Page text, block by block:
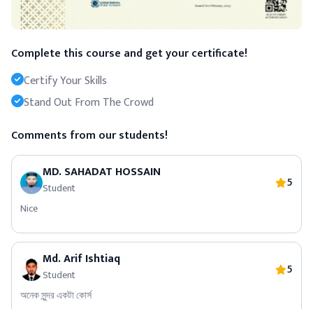
Complete this course and get your certificate!
Certify Your Skills
Stand Out From The Crowd
Comments from our students!
MD. SAHADAT HOSSAIN
Student 5
Nice
Md. Arif Ishtiaq
Student 5
অনেক সুন্দর একটা কোর্স